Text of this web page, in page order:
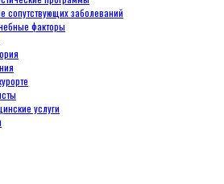
сопутствующих заболеваний
факторы
услуги